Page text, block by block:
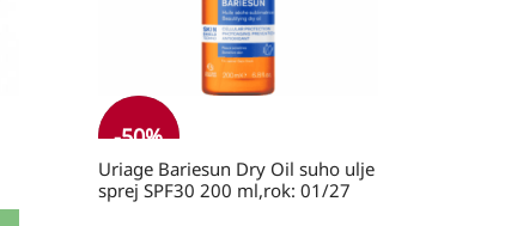
-50%
Uriage Bariesun Dry Oil suho ulje
sprej SPF30 200 ml,rok: 01/27